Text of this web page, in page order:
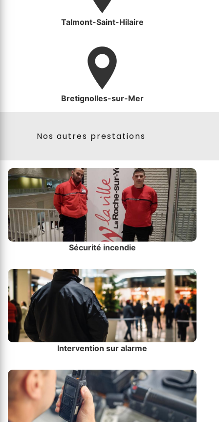
Talmont-Saint-Hilaire
Bretignolles-sur-Mer
Nos autres prestations
Sécurité incendie
Intervention sur alarme